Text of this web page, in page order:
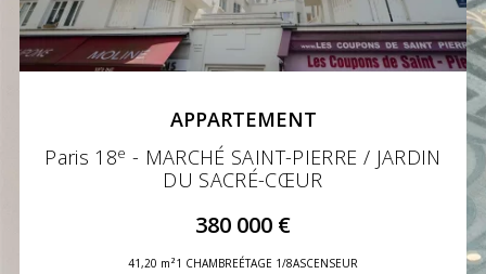
APPARTEMENT
Paris 18e - MARCHÉ SAINT-PIERRE / JARDIN
DU SACRÉ-CŒUR
380 000 €
41,20 m²1 CHAMBREÉTAGE 1/8ASCENSEUR